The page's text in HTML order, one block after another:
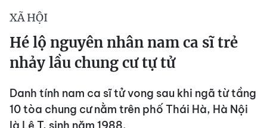
XÃ HỘI
Hé lộ nguyên nhân nam ca sĩ trẻ
nhảy lầu chung cư tự tử
Danh tính nam ca sĩ tử vong sau khi ngã từ tầng
10 tòa chung cư nằm trên phố Thái Hà, Hà Nội